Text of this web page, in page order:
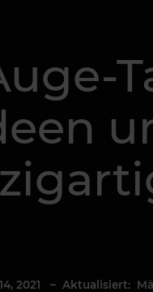
2021 – Aktualisiert: